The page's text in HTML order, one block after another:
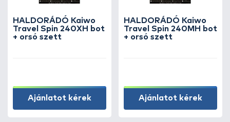
HALDORÁDÓ Kaiwo
Travel Spin 240XH bot
+ orsó szett
Ajánlatot kérek
HALDORÁDÓ Kaiwo
Travel Spin 240MH bot
+ orsó szett
Ajánlatot kérek